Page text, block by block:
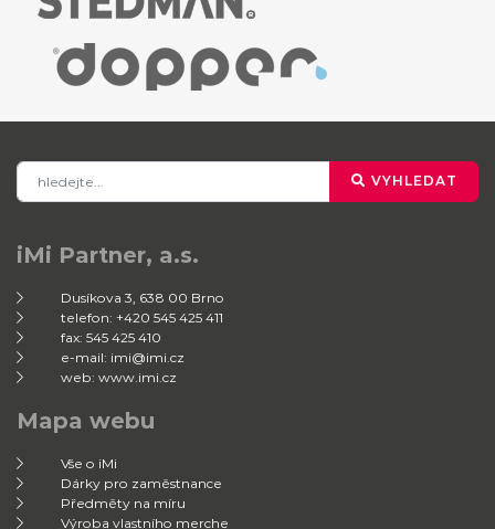
VYHLEDAT
iMi Partner, a.s.
Dusíkova 3, 638 00 Brno
telefon: +420 545 425 411
fax: 545 425 410
e-mail: imi@imi.cz
web: www.imi.cz
Mapa webu
Vše o iMi
Dárky pro zaměstnance
Předměty na míru
Výroba vlastního merche